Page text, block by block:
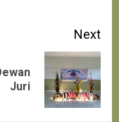
Next
Juri